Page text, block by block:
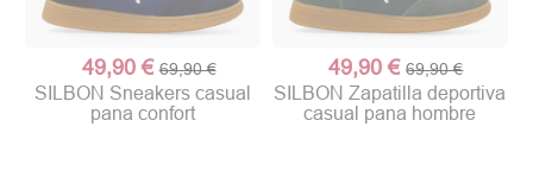
49,90 € 69,90 €
SILBON Sneakers casual
pana confort
49,90 € 69,90 €
SILBON Zapatilla deportiva
casual pana hombre